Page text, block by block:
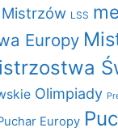
Mistrzów LSS
Europy
Olimpiady
Europy